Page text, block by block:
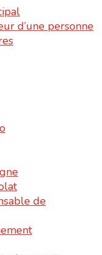
d’une personne
de